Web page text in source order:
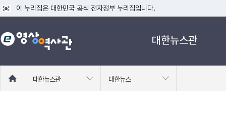
이 누리집은 대한민국 공식 전자정부 누리집입니다.
공식 누리집 주소 확인하기
go.kr 주소를 사용하는 누리집은 대한민국 정부기관이 관리하는 누리집입니
대한뉴스관
로
대한뉴스관 대한뉴스